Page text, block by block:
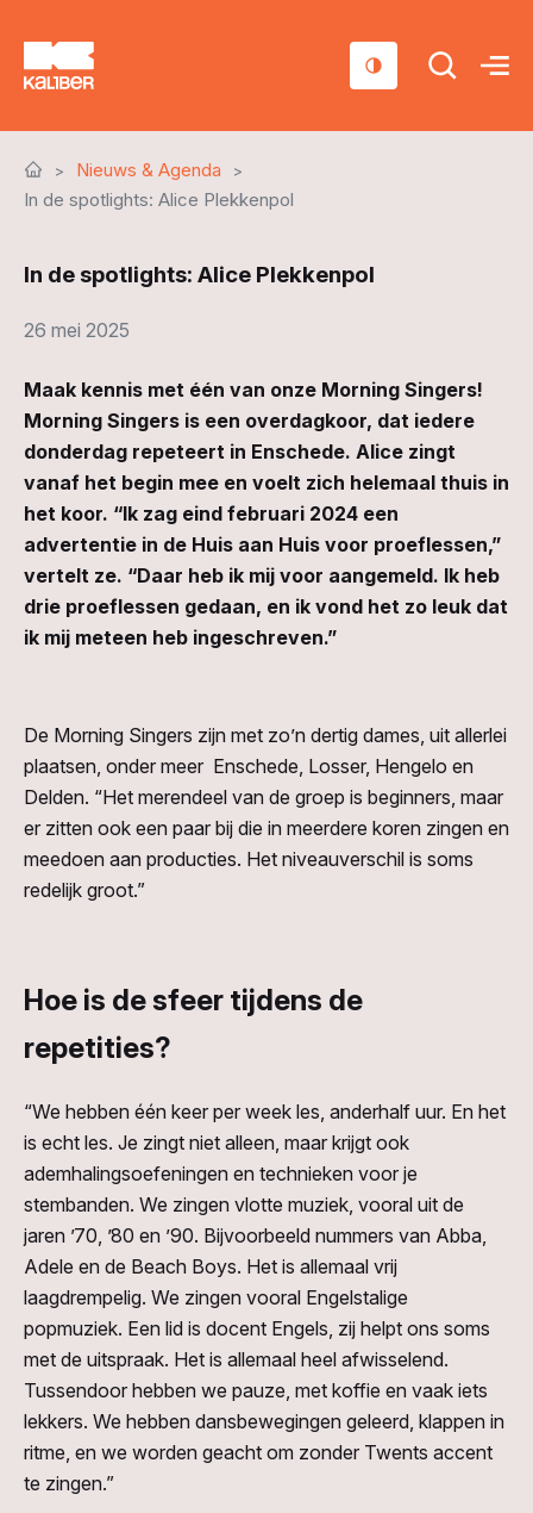
Scholen
Contact
Nieuws & Agenda
In de spotlights: Alice Plekkenpol
In de spotlights: Alice Plekkenpol
26 mei 2025
Maak kennis met één van onze Morning Singers!
Morning Singers is een overdagkoor, dat iedere
donderdag repeteert in Enschede. Alice zingt
vanaf het begin mee en voelt zich helemaal thuis in
het koor. “Ik zag eind februari 2024 een
advertentie in de Huis aan Huis voor proeflessen,”
vertelt ze. “Daar heb ik mij voor aangemeld. Ik heb
drie proeflessen gedaan, en ik vond het zo leuk dat
ik mij meteen heb ingeschreven.”
De Morning Singers zijn met zo’n dertig dames, uit allerlei
plaatsen, onder meer Enschede, Losser, Hengelo en
Delden. “Het merendeel van de groep is beginners, maar
er zitten ook een paar bij die in meerdere koren zingen en
meedoen aan producties. Het niveauverschil is soms
redelijk groot.”
Hoe is de sfeer tijdens de
repetities?
“We hebben één keer per week les, anderhalf uur. En het
is echt les. Je zingt niet alleen, maar krijgt ook
ademhalingsoefeningen en technieken voor je
stembanden. We zingen vlotte muziek, vooral uit de
jaren ’70, ’80 en ’90. Bijvoorbeeld nummers van Abba,
Adele en de Beach Boys. Het is allemaal vrij
laagdrempelig. We zingen vooral Engelstalige
popmuziek. Een lid is docent Engels, zij helpt ons soms
met de uitspraak. Het is allemaal heel afwisselend.
Tussendoor hebben we pauze, met koffie en vaak iets
lekkers. We hebben dansbewegingen geleerd, klappen in
ritme, en we worden geacht om zonder Twents accent
te zingen.”